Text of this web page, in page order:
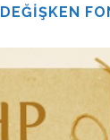
DEĞIŞKEN